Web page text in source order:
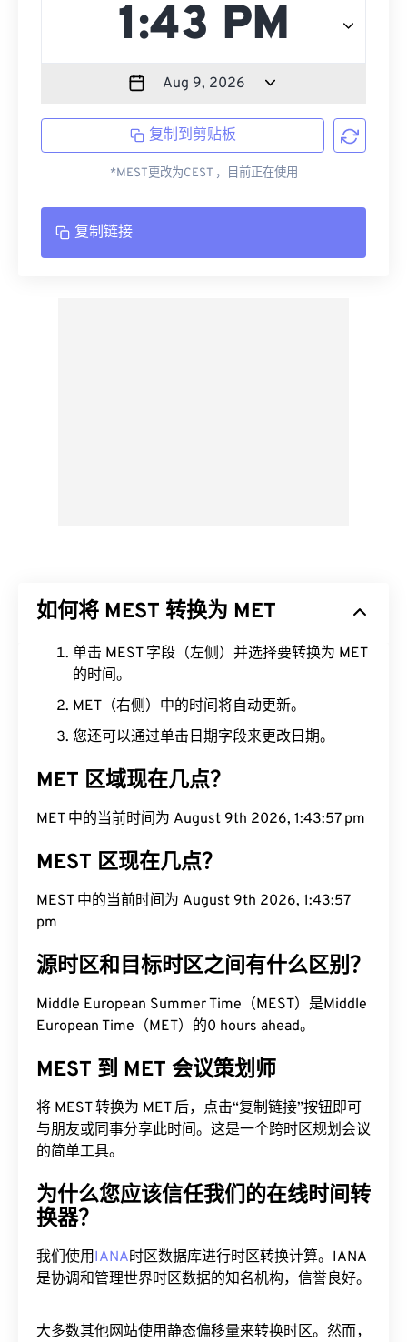
复制到剪贴板
*MEST更改为CEST ，目前正在使用
复制链接
如何将 MEST 转换为 MET
单击 MEST 字段（左侧）并选择要转换为 MET
的时间。
MET（右侧）中的时间将自动更新。
您还可以通过单击日期字段来更改日期。
MET 区域现在几点？
MET 中的当前时间为 August 9th 2026, 1:43:58 pm
MEST 区现在几点？
MEST 中的当前时间为 August 9th 2026, 1:43:58
pm
源时区和目标时区之间有什么区别？
Middle European Summer Time（MEST）是Middle
European Time（MET）的0 hours ahead。
MEST 到 MET 会议策划师
将 MEST 转换为 MET 后，点击“复制链接”按钮即可
与朋友或同事分享此时间。这是一个跨时区规划会议
的简单工具。
为什么您应该信任我们的在线时间转
换器？
我们使用IANA时区数据库进行时区转换计算。IANA
是协调和管理世界时区数据的知名机构，信誉良好。
大多数其他网站使用静态偏移量来转换时区。然而，